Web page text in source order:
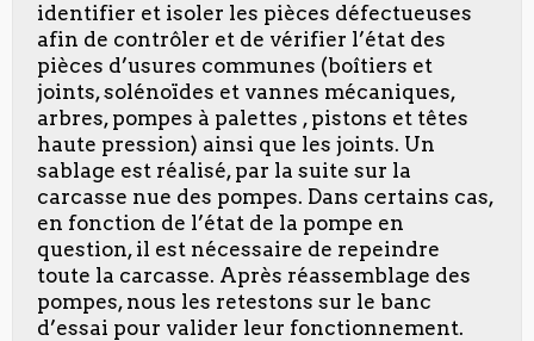
identifier et isoler les pièces défectueuses
afin de contrôler et de vérifier l’état des
pièces d’usures communes (boîtiers et
joints, solénoïdes et vannes mécaniques,
arbres, pompes à palettes , pistons et têtes
haute pression) ainsi que les joints. Un
sablage est réalisé, par la suite sur la
carcasse nue des pompes. Dans certains cas,
en fonction de l’état de la pompe en
question, il est nécessaire de repeindre
toute la carcasse. Après réassemblage des
pompes, nous les retestons sur le banc
d’essai pour valider leur fonctionnement.